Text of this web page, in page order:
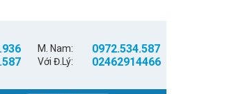
M. Nam: 0972.534.587
Với Đ.Lý: 02462914466